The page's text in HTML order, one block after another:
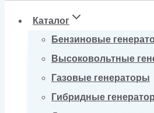
Каталог
Бензиновые
Высоковольтные
Газовые генераторы
Гибридные